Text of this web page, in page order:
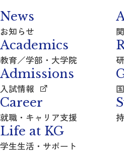
News
お知らせ
Academics
教育／学部・大学院
Admissions
入試情報
Career
就職・キャリア支援
Life at KG
学生生活・サポート